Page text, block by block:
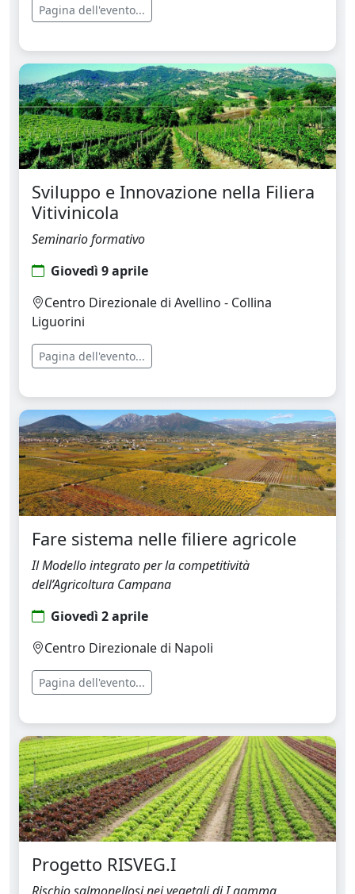
Pagina dell'evento...
Sviluppo e Innovazione nella Filiera
Vitivinicola
Seminario formativo
Giovedì 9 aprile
Centro Direzionale di Avellino - Collina
Liguorini
Pagina dell'evento...
Fare sistema nelle filiere agricole
Il Modello integrato per la competitività
dell’Agricoltura Campana
Giovedì 2 aprile
Centro Direzionale di Napoli
Pagina dell'evento...
Progetto RISVEG.I